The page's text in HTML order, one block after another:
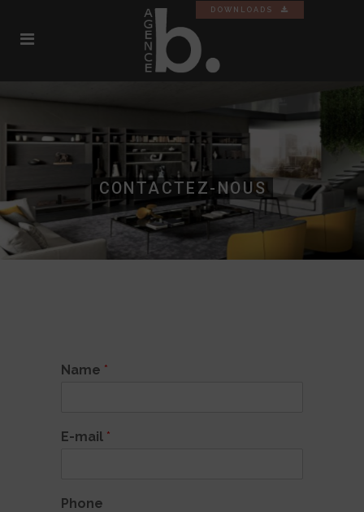
DOWNLOADS
CONTACTEZ-NOUS
Name *
E-mail *
Phone